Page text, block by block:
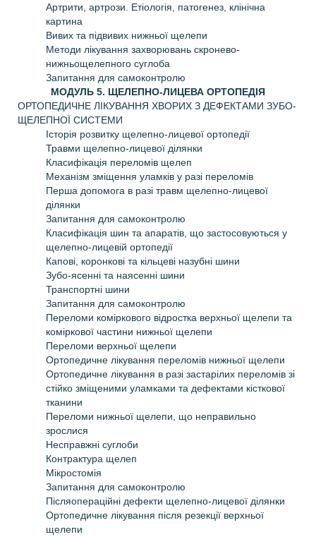
Артрити, артрози. Етіологія, патогенез, клінічна
картина
Вивих та підвивих нижньої щелепи
Методи лікування захворювань скронево-
нижньощелепного суглоба
Запитання для самоконтролю
МОДУЛЬ 5. ЩЕЛЕПНО-ЛИЦЕВА ОРТОПЕДІЯ
ОРТОПЕДИЧНЕ ЛІКУВАННЯ ХВОРИХ З ДЕФЕКТАМИ ЗУБО-
ЩЕЛЕПНОЇ СИСТЕМИ
Історія розвитку щелепно-лицевої ортопедії
Травми щелепно-лицевої ділянки
Класифікація переломів щелеп
Механізм зміщення уламків у разі переломів
Перша допомога в разі травм щелепно-лицевої
ділянки
Запитання для самоконтролю
Класифікація шин та апаратів, що застосовуються у
щелепно-лицевій ортопедії
Капові, коронкові та кільцеві назубні шини
Зубо-ясенні та наясенні шини
Транспортні шини
Запитання для самоконтролю
Переломи коміркового відростка верхньої щелепи та
коміркової частини нижньої щелепи
Переломи верхньої щелепи
Ортопедичне лікування переломів нижньої щелепи
Ортопедичне лікування в разі застарілих переломів зі
стійко зміщеними уламками та дефектами кісткової
тканини
Переломи нижньої щелепи, що неправильно
зрослися
Несправжні суглоби
Контрактура щелеп
Мікростомія
Запитання для самоконтролю
Післяопераційні дефекти щелепно-лицевої ділянки
Ортопедичне лікування після резекції верхньої
щелепи